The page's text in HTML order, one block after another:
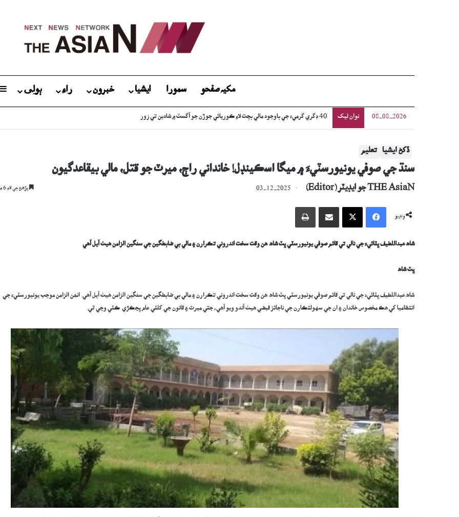
مکيہ صفحو سمورا ايشيا خبرون راءِ ٻولِی
08-08-2026 نوان ليک اڳوڻي چيف جسٽس جي گهر ۽ بئنڪ تي فائرنگ: جاچ دوران نوجوان ڪيئن فوت ٿيو؟
ڏکڻ ايشيا تعليم
سنڌ جي صوفي يونيورسٽيءَ ۾ ميگا اسڪينڊل! خانداني راڄ، ميرٽ جو قتل، مالي بيقاعدگيون
THE AsiaN جو ايڊيٽر (Editor) 03-12-2025 پڙھڻ جي لاءِ 6 منٽ
ونڊيو
Facebook
X اي ميل وسيلي ونڊيو پرنٽ
شاھ عبداللطيف ڀٽائيءَ جي نالي تي قائم صوفي يونيورسٽي ڀٽ شاھ هن وقت سخت اندروني تڪرارن ۽ مالي بي ضابطگين جي سنگين الزامن هيٺ آيل آهي
ڀٽ شاھ
شاھ عبداللطيف ڀٽائيءَ جي نالي تي قائم صوفي يونيورسٽي ڀٽ شاھ هن وقت سخت اندروني تڪرارن ۽ مالي بي ضابطگين جي سنگين الزامن هيٺ آيل آهي. انھن الزامن موجب يونيورسٽيءَ جي
انتظاميا کي هڪ مخصوص خاندان ۽ ان جي سهولتڪارن جي ناجائز قبضي هيٺ آندو ويو آهي، جتي ميرٽ ۽ قانون جي کلئي عام ڀڃڪڙي ڪئي وڃي ٿي.